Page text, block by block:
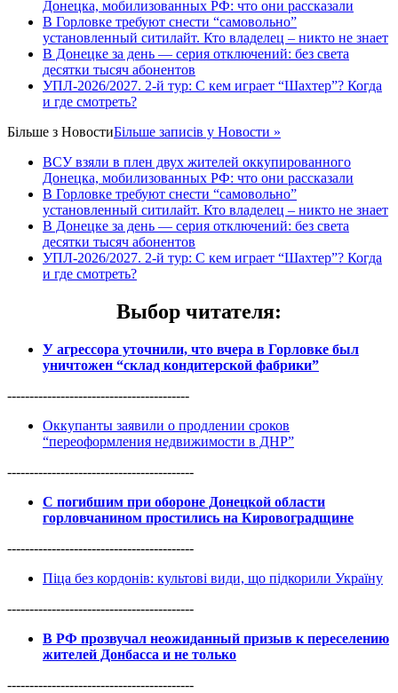
Донецка, мобилизованных РФ: что они рассказали
В Горловке требуют снести “самовольно”
установленный ситилайт. Кто владелец – никто не знает
В Донецке за день — серия отключений: без света
десятки тысяч абонентов
УПЛ-2026/2027. 2-й тур: С кем играет “Шахтер”? Когда
и где смотреть?
Більше з НовостиБільше записів у Новости »
ВСУ взяли в плен двух жителей оккупированного
Донецка, мобилизованных РФ: что они рассказали
В Горловке требуют снести “самовольно”
установленный ситилайт. Кто владелец – никто не знает
В Донецке за день — серия отключений: без света
десятки тысяч абонентов
УПЛ-2026/2027. 2-й тур: С кем играет “Шахтер”? Когда
и где смотреть?
Выбор читателя:
У агрессора уточнили, что вчера в Горловке был
уничтожен “склад кондитерской фабрики”
-----------------------------------------
Оккупанты заявили о продлении сроков
“переоформления недвижимости в ДНР”
------------------------------------------
С погибшим при обороне Донецкой области
горловчанином простились на Кировоградщине
------------------------------------------
Піца без кордонів: культові види, що підкорили Україну
------------------------------------------
В РФ прозвучал неожиданный призыв к переселению
жителей Донбасса и не только
------------------------------------------